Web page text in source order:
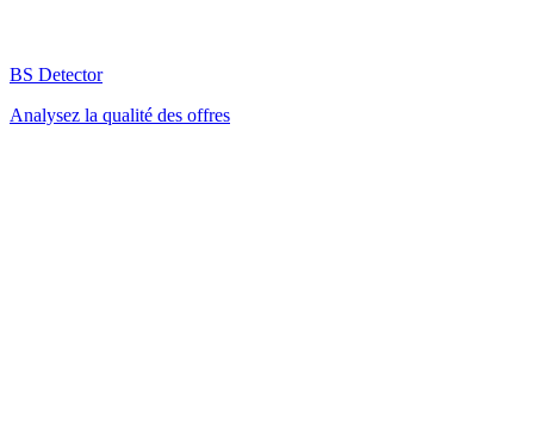
BS Detector
Analysez la qualité des offres